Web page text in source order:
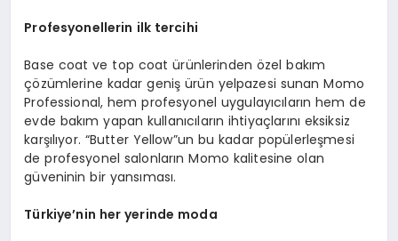
Profesyonellerin ilk tercihi
Base coat ve top coat ürünlerinden özel bakım
çözümlerine kadar geniş ürün yelpazesi sunan Momo
Professional, hem profesyonel uygulayıcıların hem de
evde bakım yapan kullanıcıların ihtiyaçlarını eksiksiz
karşılıyor. “Butter Yellow”un bu kadar popülerleşmesi
de profesyonel salonların Momo kalitesine olan
güveninin bir yansıması.
Türkiye’nin her yerinde moda